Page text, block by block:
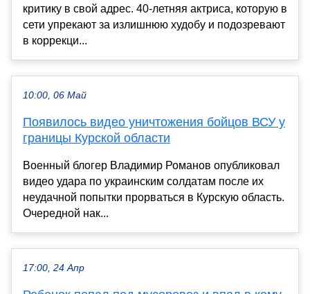
критику в свой адрес. 40-летняя актриса, которую в
сети упрекают за излишнюю худобу и подозревают
в коррекци...
10:00, 06 Май
Появилось видео уничтожения бойцов ВСУ у
границы Курской области
Военный блогер Владимир Романов опубликовал
видео удара по украинским солдатам после их
неудачной попытки прорваться в Курскую область.
Очередной нак...
17:00, 24 Апр